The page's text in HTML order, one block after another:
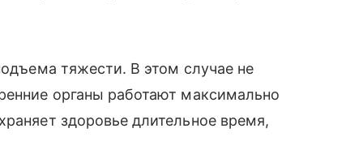
тяжести. В этом случае не
органы работают максимально
здоровье длительное время,